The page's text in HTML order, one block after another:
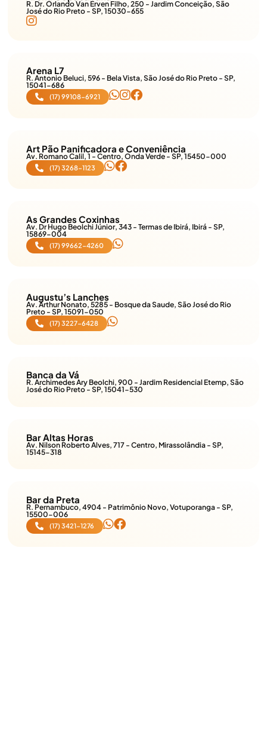
R. Dr. Orlando Van Erven Filho, 250 - Jardim Conceição, São
José do Rio Preto - SP, 15030-655
Arena L7
R. Antonio Beluci, 596 - Bela Vista, São José do Rio Preto - SP,
15041-686
(17) 99108-6921
Art Pão Panificadora e Conveniência
Av. Romano Calil, 1 - Centro, Onda Verde - SP, 15450-000
(17) 3268-1123
As Grandes Coxinhas
Av. Dr Hugo Beolchi Júnior, 343 - Termas de Ibirá, Ibirá - SP,
15869-004
(17) 99662-4260
Augustu’s Lanches
Av. Arthur Nonato, 5285 - Bosque da Saude, São José do Rio
Preto - SP, 15091-050
(17) 3227-6428
Banca da Vá
R. Archimedes Ary Beolchi, 900 - Jardim Residencial Etemp, São
José do Rio Preto - SP, 15041-530
Bar Altas Horas
Av. Nilson Roberto Alves, 717 - Centro, Mirassolândia - SP,
15145-318
Bar da Preta
R. Pernambuco, 4904 - Patrimônio Novo, Votuporanga - SP,
15500-006
(17) 3421-1276